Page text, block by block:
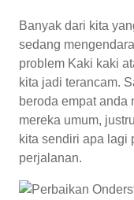
Banyak dari kita
sedang
problem Kaki kaki
kita jadi terancam.
beroda empat anda
mereka umum,
kita sendiri apa lagi
perjalanan.